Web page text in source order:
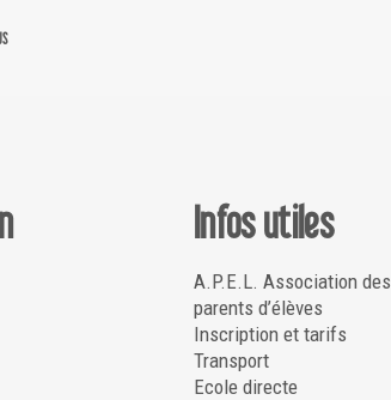
Infos utiles
A.P.E.L. Association des
parents d’élèves
Inscription et tarifs
Transport
Ecole directe